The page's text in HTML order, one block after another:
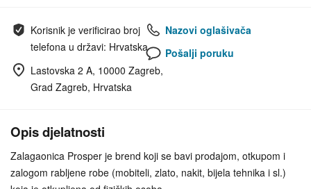
Korisnik je verificirao broj
telefona u državi: Hrvatska
Lastovska 2 A, 10000 Zagreb,
Grad Zagreb, Hrvatska
Nazovi oglašivača
Pošalji poruku
Opis djelatnosti
Zalagaonica Prosper je brend koji se bavi prodajom, otkupom i
zalogom rabljene robe (mobiteli, zlato, nakit, bijela tehnika i sl.)